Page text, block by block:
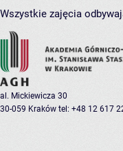
Wszystkie zajęcia
al. Mickiewicza 30
30-059 Kraków tel: +48 12 617